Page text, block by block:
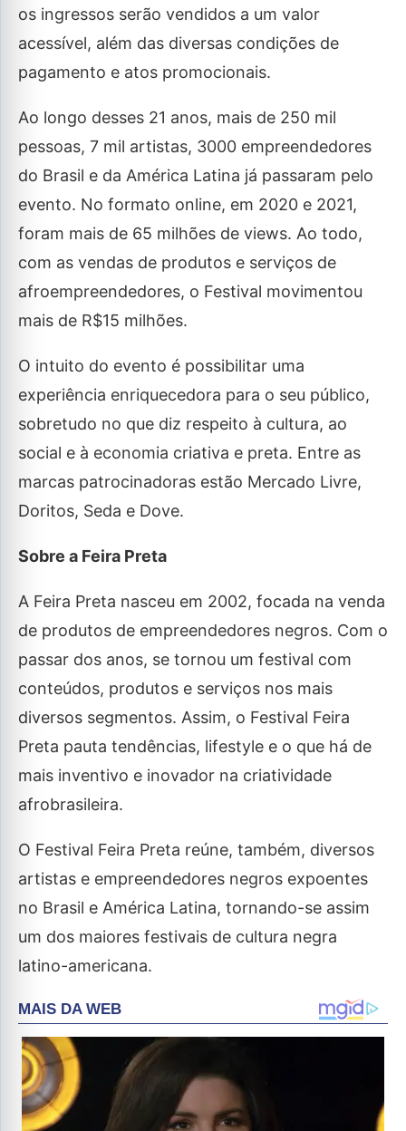
os ingressos serão vendidos a um valor
acessível, além das diversas condições de
pagamento e atos promocionais.
Ao longo desses 21 anos, mais de 250 mil
pessoas, 7 mil artistas, 3000 empreendedores
do Brasil e da América Latina já passaram pelo
evento. No formato online, em 2020 e 2021,
foram mais de 65 milhões de views. Ao todo,
com as vendas de produtos e serviços de
afroempreendedores, o Festival movimentou
mais de R$15 milhões.
O intuito do evento é possibilitar uma
experiência enriquecedora para o seu público,
sobretudo no que diz respeito à cultura, ao
social e à economia criativa e preta. Entre as
marcas patrocinadoras estão Mercado Livre,
Doritos, Seda e Dove.
Sobre a Feira Preta
A Feira Preta nasceu em 2002, focada na venda
de produtos de empreendedores negros. Com o
passar dos anos, se tornou um festival com
conteúdos, produtos e serviços nos mais
diversos segmentos. Assim, o Festival Feira
Preta pauta tendências, lifestyle e o que há de
mais inventivo e inovador na criatividade
afrobrasileira.
O Festival Feira Preta reúne, também, diversos
artistas e empreendedores negros expoentes
no Brasil e América Latina, tornando-se assim
um dos maiores festivais de cultura negra
latino-americana.